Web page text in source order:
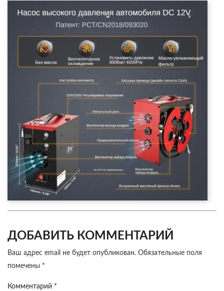
ДОБАВИТЬ КОММЕНТАРИЙ
Ваш адрес email не будет опубликован. Обязательные поля
помечены *
Комментарий *